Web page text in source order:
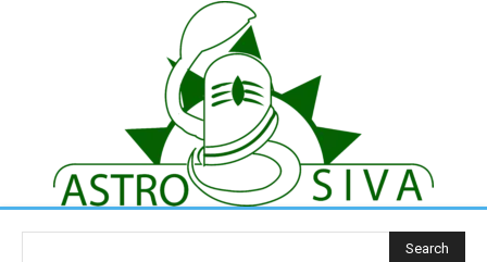
Search